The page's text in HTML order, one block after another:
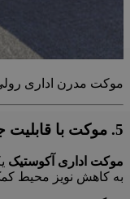
موکت مدرن اداری
5. موکت با قابلیت جذب صدا (آکوستیک)
موکت اداری آکوستیک
به کاهش نویز محیط